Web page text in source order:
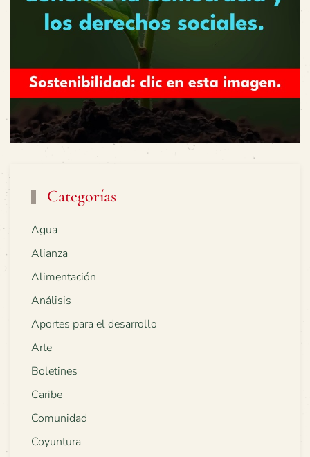
Categorías
Agua
Alianza
Alimentación
Análisis
Aportes para el desarrollo
Arte
Boletines
Caribe
Comunidad
Coyuntura